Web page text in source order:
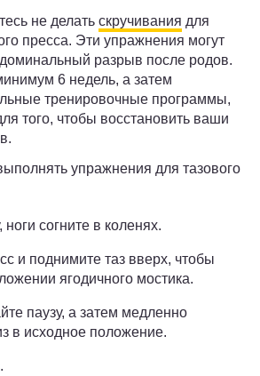
не делать скручивания для
пресса. Эти упражнения могут
разрыв после родов.
6 недель, а затем
тренировочные программы,
того, чтобы восстановить ваши
упражнения для тазового
ноги согните в коленях.
и поднимите таз вверх, чтобы
ягодичного мостика.
паузу, а затем медленно
в исходное положение.